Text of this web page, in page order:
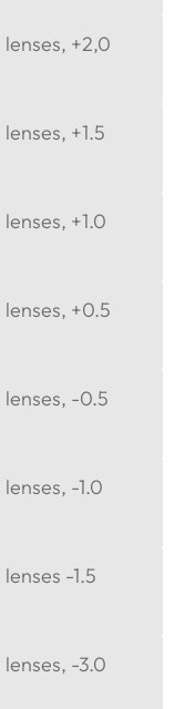
+2,0
+1.5
+1.0
+0.5
-0.5
-1.0
-1.5
-3.0